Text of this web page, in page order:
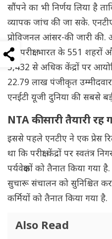
सौंपने का भी निर्णय लिया है
व्यापक जांच की जा सके.
प्रोविजनल आंसर-की जारी
यह परीक्षा भारत के 551
5,432 से अधिक केंद्रों पर
22.79 लाख पंजीकृत
एनईटी यूजी दुनिया की सबसे
NTA की सारी तैयारी रह
इससे पहले एनटीए ने एक प्रेस
था कि परीक्षा केंद्रों पर स्वतंत्र
पर्यवेक्षकों को तैनात किया गया
सुचारू संचालन को सुनिश्चित
कर्मियों को तैनात किया गया है.
Also Read